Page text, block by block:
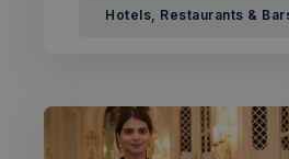
Hotels, Restaurants &